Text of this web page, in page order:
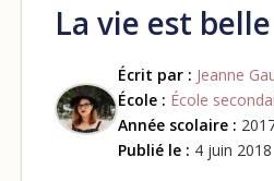
La vie est belle
Écrit par : Jeanne
École : École
Année scolaire :
Publié le : 4 juin 2018